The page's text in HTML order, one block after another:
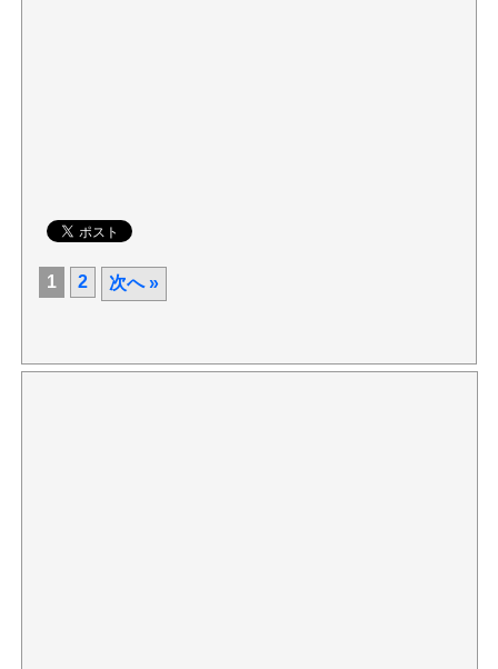
1 2 次へ »